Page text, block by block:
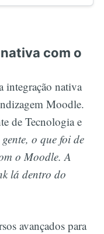
com o
integração nativa
Moodle.
de Tecnologia e
o que foi de
o Moodle. A
lá dentro do
avançados para